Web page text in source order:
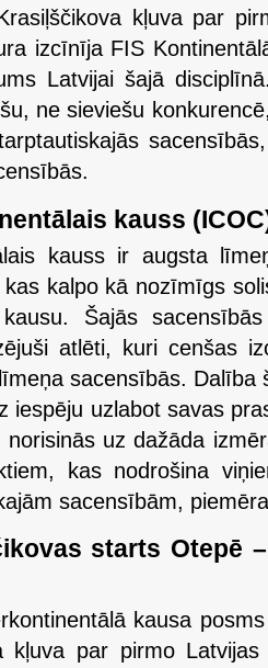
kļuva par
izcīnīja FIS
Latvijai šajā
ne sieviešu
kauss
kauss ir augsta
kalpo kā nozīmīgs
Šajās
atlēti, kuri cenšas
sacensībās.
iespēju uzlabot savas
norisinās uz dažāda
kas nodrošina
sacensībām,
starts Otepē
kausa
kļuva par pirmo